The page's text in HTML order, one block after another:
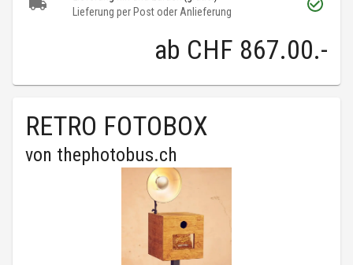
Lieferung per Post oder Anlieferung
ab CHF 867.00.-
RETRO FOTOBOX
von thephotobus.ch